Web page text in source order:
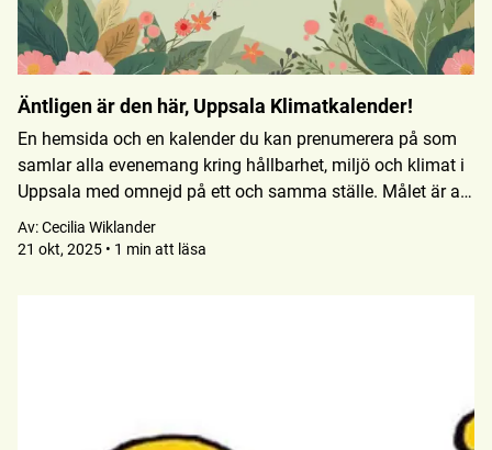
Äntligen är den här, Uppsala Klimatkalender!
En hemsida och en kalender du kan prenumerera på som
samlar alla evenemang kring hållbarhet, miljö och klimat i
Uppsala med omnejd på ett och samma ställe. Målet är att
göra det enklare att hitta och delta i evenemang som
engagerar och inspirerar, samtidigt som vi sprider kunskap
Av:Cecilia Wiklander
21 okt, 2025 • 1 min att läsa